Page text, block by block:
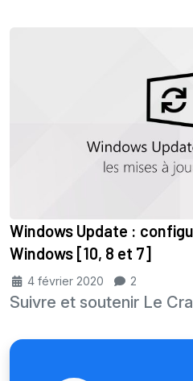
Windows Update :
Windows [10, 8 et 7]
4 février 2020 2
Suivre et soutenir Le